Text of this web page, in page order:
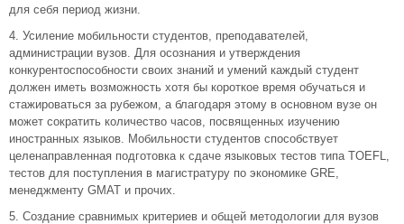
для себя период жизни.
4. Усиление мобильности студентов, преподавателей,
администрации вузов. Для осознания и утверждения
конкурентоспособности своих знаний и умений каждый студент
должен иметь возможность хотя бы короткое время обучаться и
стажироваться за рубежом, а благодаря этому в основном вузе он
может сократить количество часов, посвященных изучению
иностранных языков. Мобильности студентов способствует
целенаправленная подготовка к сдаче языковых тестов типа TOEFL,
тестов для поступления в магистратуру по экономике GRE,
менеджменту GMAT и прочих.
5. Создание сравнимых критериев и общей методологии для вузов